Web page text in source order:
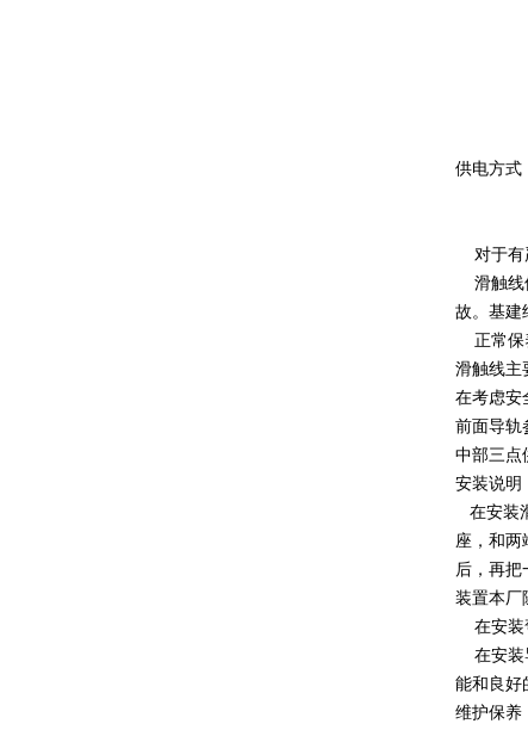
供电方式
对于有
滑触线
故。基建
正常保
滑触线主
在考虑安
前面导
中部三点
安装说明
在安装
座，和两
后，再
装置本厂
在安装
在安装
能和良好
维护保养